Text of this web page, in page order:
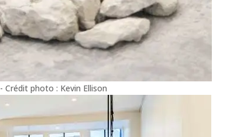
- Crédit photo : Kevin Ellison